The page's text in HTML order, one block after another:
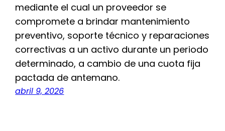
mediante el cual un proveedor se
compromete a brindar mantenimiento
preventivo, soporte técnico y reparaciones
correctivas a un activo durante un periodo
determinado, a cambio de una cuota fija
pactada de antemano.
abril 9, 2026